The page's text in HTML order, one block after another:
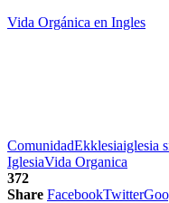
Vida Orgánica en Ingles
ComunidadEkklesiaiglesia
IglesiaVida Organica
372
Share FacebookTwitter